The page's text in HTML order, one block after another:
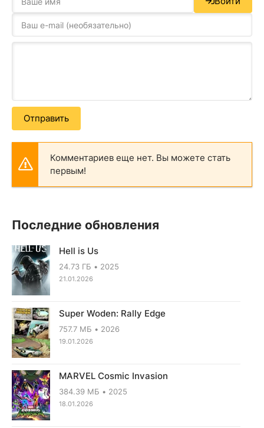
Отправить
Комментариев еще нет. Вы можете стать
первым!
Последние обновления
Hell is Us
24.73 ГБ 2025
21.01.2026
Super Woden: Rally Edge
757.7 МБ 2026
19.01.2026
MARVEL Cosmic Invasion
384.39 МБ 2025
18.01.2026